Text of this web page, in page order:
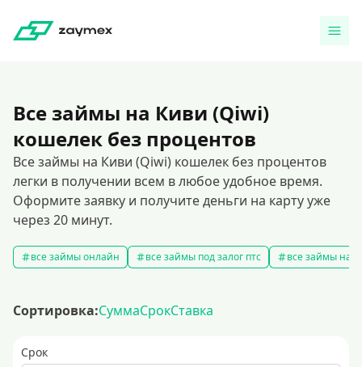
Все займы на Киви (Qiwi)
кошелек без процентов
Все займы на Киви (Qiwi) кошелек без процентов
легки в получении всем в любое удобное время.
Оформите заявку и получите деньги на карту уже
через 20 минут.
все займы онлайн все займы под залог птс все займы на
Сортировка:СуммаСрокСтавка
Срок